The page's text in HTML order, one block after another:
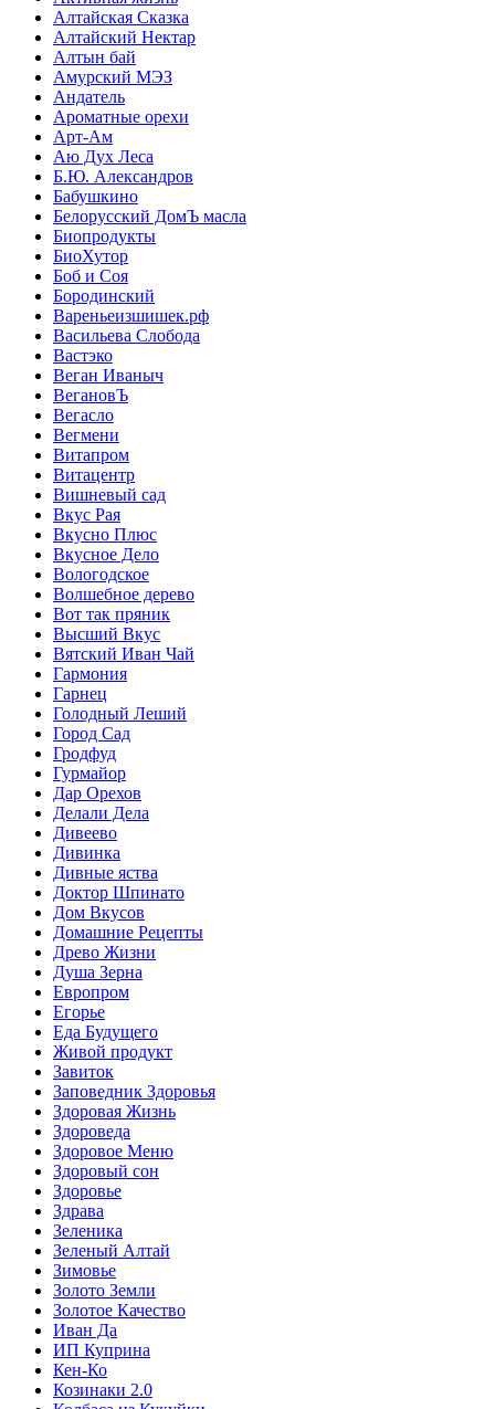
Алтайская Сказка
Алтайский Нектар
Алтын бай
Амурский МЭЗ
Андатель
Ароматные орехи
Арт-Ам
Аю Дух Леса
Б.Ю. Александров
Бабушкино
Белорусский ДомЪ масла
Биопродукты
БиоХутор
Боб и Соя
Бородинский
Вареньеизшишек.рф
Васильева Слобода
Вастэко
Веган Иваныч
ВегановЪ
Вегасло
Вегмени
Витапром
Витацентр
Вишневый сад
Вкус Рая
Вкусно Плюс
Вкусное Дело
Вологодское
Волшебное дерево
Вот так пряник
Высший Вкус
Вятский Иван Чай
Гармония
Гарнец
Голодный Леший
Город Сад
Гродфуд
Гурмайор
Дар Орехов
Делали Дела
Дивеево
Дивинка
Дивные яства
Доктор Шпинато
Дом Вкусов
Домашние Рецепты
Древо Жизни
Душа Зерна
Европром
Егорье
Еда Будущего
Живой продукт
Завиток
Заповедник Здоровья
Здоровая Жизнь
Здороведа
Здоровое Меню
Здоровый сон
Здоровье
Здрава
Зеленика
Зеленый Алтай
Зимовье
Золото Земли
Золотое Качество
Иван Да
ИП Куприна
Кен-Ко
Козинаки 2.0